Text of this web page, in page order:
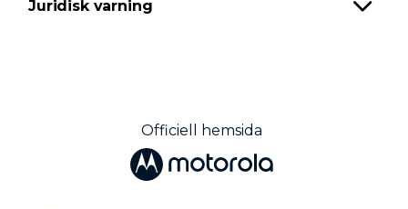
Juridisk varning
Officiell hemsida